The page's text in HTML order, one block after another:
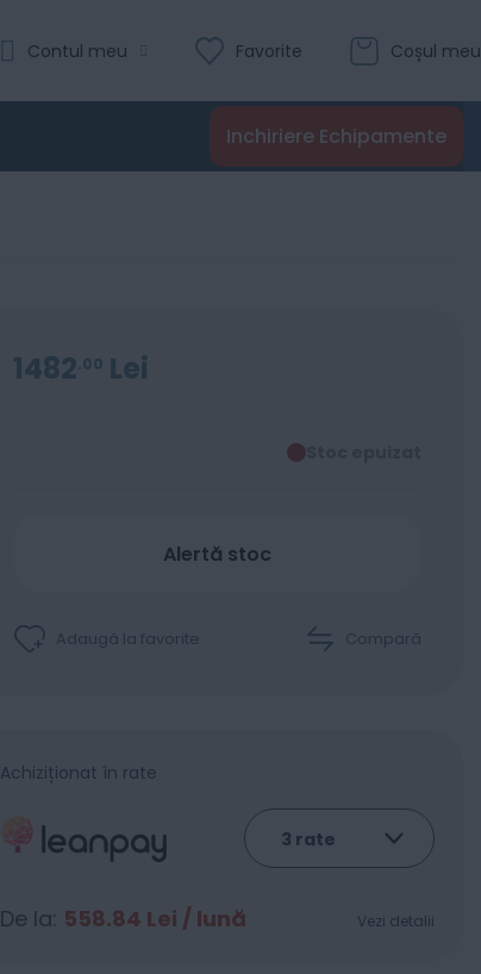
Coșul meu
Favorite
Contul meu
Inchiriere Echipamente
1482 00 Lei
Stoc epuizat
Alertă stoc
Adaugă la favorite Compară
Achiziționat în rate
De la: 558.84 Lei / lună Vezi detalii